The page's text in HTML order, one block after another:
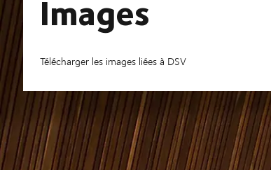
Images
Télécharger les images liées à DSV